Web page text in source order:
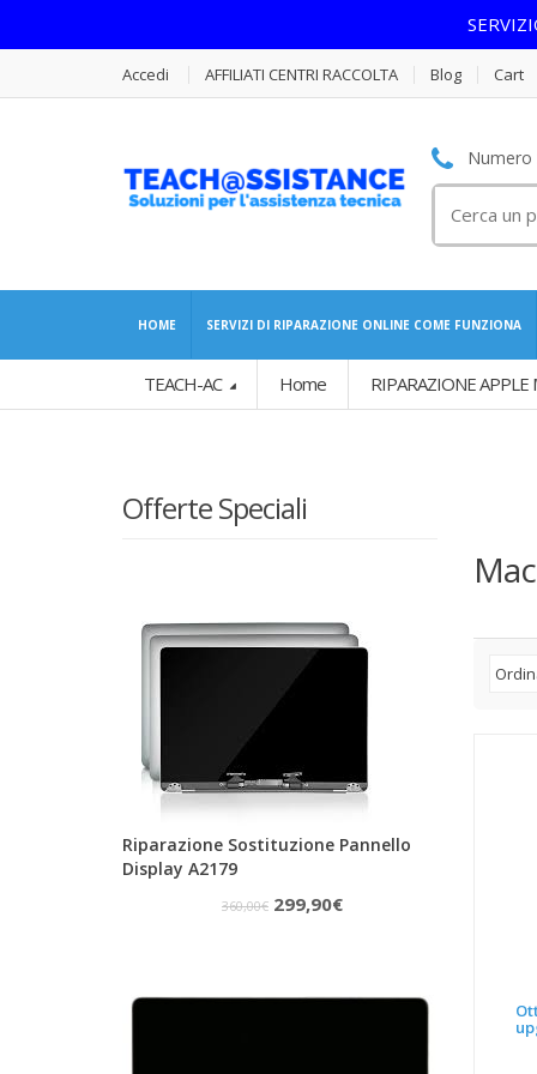
Accedi AFFILIATI CENTRI RACCOLTA Blog Cart
Numero
per:
HOME SERVIZI DI RIPARAZIONE ONLINE COME FUNZIONA
TEACH-AC Home RIPARAZIONE
Offerte Speciali
Riparazione Sostituzione Pannello
Display A2179
360,00€ Il
era:
299,90€Il
è: